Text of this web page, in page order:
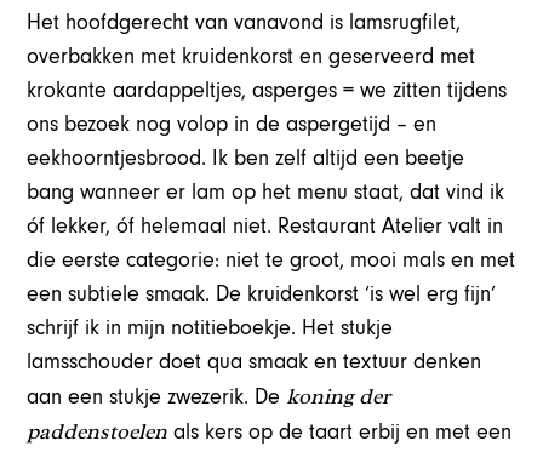
Het hoofdgerecht van vanavond is lamsrugfilet,
overbakken met kruidenkorst en geserveerd met
krokante aardappeltjes, asperges = we zitten tijdens
ons bezoek nog volop in de aspergetijd – en
eekhoorntjesbrood. Ik ben zelf altijd een beetje
bang wanneer er lam op het menu staat, dat vind ik
óf lekker, óf helemaal niet. Restaurant Atelier valt in
die eerste categorie: niet te groot, mooi mals en met
een subtiele smaak. De kruidenkorst ‘is wel erg fijn’
schrijf ik in mijn notitieboekje. Het stukje
lamsschouder doet qua smaak en textuur denken
aan een stukje zwezerik. Dekoning der
paddenstoelen als kers op de taart erbij en met een